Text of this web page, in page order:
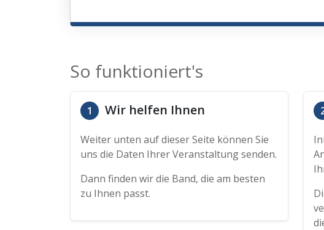
So funktioniert's
1 Wir helfen Ihnen
Weiter unten auf dieser Seite können Sie
uns die Daten Ihrer Veranstaltung senden.
Dann finden wir die Band, die am besten
zu Ihnen passt.